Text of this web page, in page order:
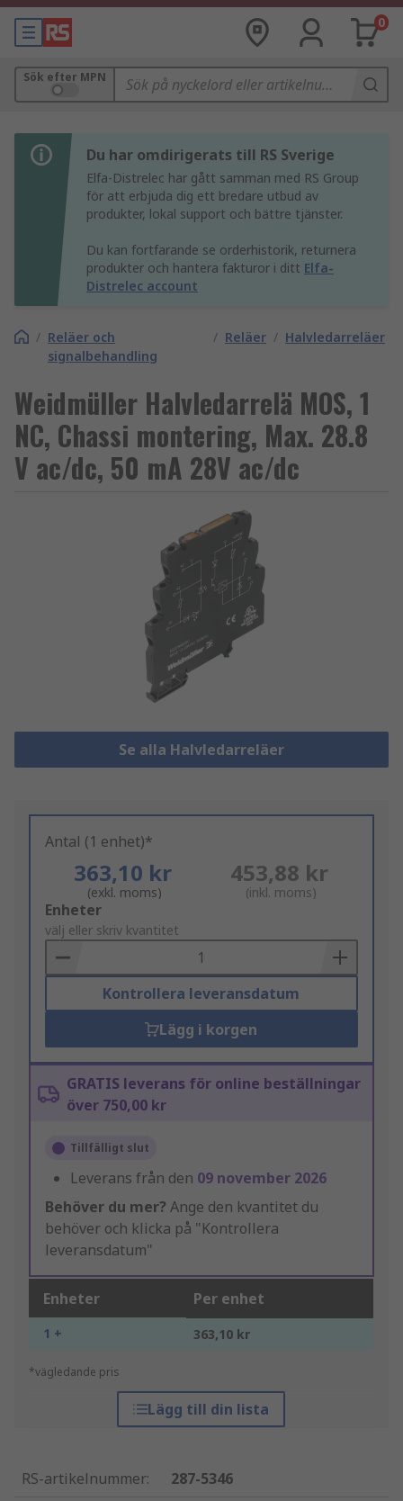
0
Sök efter MPN
Du har omdirigerats till RS Sverige
Elfa-Distrelec har gått samman med RS Group
för att erbjuda dig ett bredare utbud av
produkter, lokal support och bättre tjänster.
Du kan fortfarande se orderhistorik, returnera
produkter och hantera fakturor i ditt Elfa-
Distrelec account
/ Reläer och
signalbehandling
/ Reläer / Halvledarreläer
Weidmüller Halvledarrelä MOS, 1
NC, Chassi montering, Max. 28.8
V ac/dc, 50 mA 28V ac/dc
Se alla Halvledarreläer
Antal (1 enhet)*
363,10 kr
(exkl. moms)
453,88 kr
(inkl. moms)
Add
to
Basket
Enheter
välj eller skriv kvantitet
Kontrollera leveransdatum
Lägg i korgen
GRATIS leverans för online beställningar
över 750,00 kr
Tillfälligt slut
Leverans från den 09 november 2026
Behöver du mer? Ange den kvantitet du
behöver och klicka på "Kontrollera
leveransdatum"
Enheter Per enhet
1 + 363,10 kr
*vägledande pris
Lägg till din lista
RS-artikelnummer:
287-5346